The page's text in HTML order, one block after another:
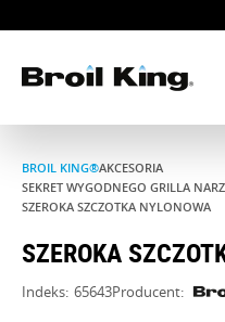
Grille
KUCHNIE
Akcesoria do grillowania
BROIL KING®AKCESORIA
SEKRET WYGODNEGO GRILLA
SZEROKA SZCZOTKA NYLONOWA
SZEROKA
Indeks: 65643Producent: